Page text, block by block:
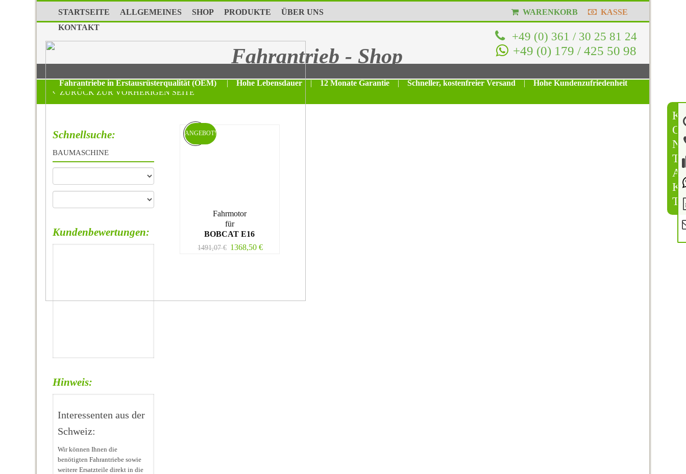
K
O
N
T
A
K
T
STARTSEITE ALLGEMEINES SHOP PRODUKTE
ÜBER UNS
KONTAKT
WARENKORB KASSE
+49 (0) 361 / 30 25 81 24
+49 (0) 179 / 425 50 98
Fahrantrieb - Shop
Fahrantriebe in Erstausrüsterqualität (OEM) | Hohe Lebensdauer | 12 Monate Garantie | Schneller, kostenfreier Versand |
Hohe Kundenzufriedenheit
ZURÜCK ZUR VORHERIGEN SEITE
Fahrmotor
für
BOBCAT E16
1491,07€ 1368,50€
ANGEBOT!
Schnellsuche:
BAUMASCHINE
Kundenbewertungen:
Hinweis:
Interessenten aus der
Schweiz:
Wir können Ihnen die
benötigten Fahrantriebe sowie
weitere Ersatzteile direkt in die